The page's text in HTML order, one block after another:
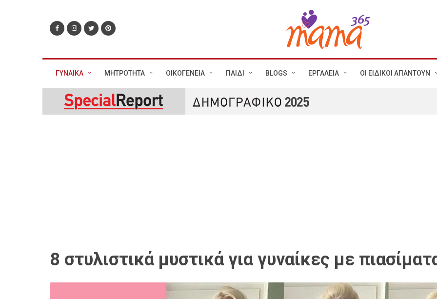
ΓΥΝΑΙΚΑ ΜΗΤΡΟΤΗΤΑ ΟΙΚΟΓΕΝΕΙΑ ΠΑΙΔΙ BLOGS ΕΡΓΑΛΕΙΑ ΟΙ ΕΙΔΙΚΟΙ ΑΠΑΝΤΟΥΝ
8 στυλιστικά μυστικά για γυναίκες με